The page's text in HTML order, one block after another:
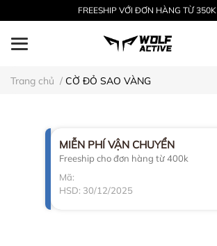
FREESHIP VỚI ĐƠN HÀNG TỪ 350K
Trang chủ / CỜ ĐỎ SAO VÀNG
MIỄN PHÍ VẬN CHUYỂN
Freeship cho đơn hàng từ 400k
Mã:
HSD: 30/12/2025